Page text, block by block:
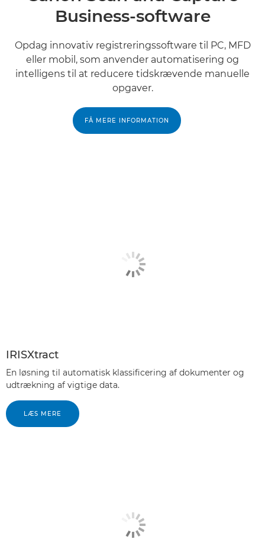
Business-software
Opdag innovativ registreringssoftware til PC, MFD
eller mobil, som anvender automatisering og
intelligens til at reducere tidskrævende manuelle
opgaver.
FÅ MERE INFORMATION
IRISXtract
En løsning til automatisk klassificering af dokumenter og
udtrækning af vigtige data.
LÆS MERE